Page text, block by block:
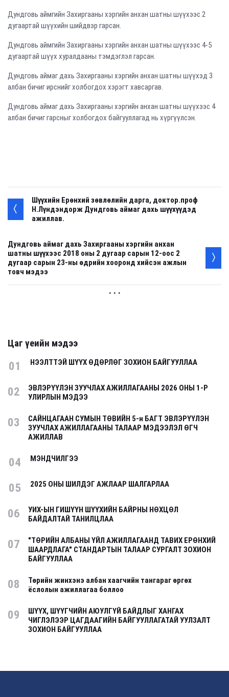
Дундговь аймгийн Захиргааны хэргийн анхан шатны шүүхээс 2
дугаартай шүүхийн шийдвэр гарсан.
Дундговь аймгийн Захиргааны хэргийн анхан шатны шүүхээс 4-5
дугаартай шүүх хуралдааны тэмдэглэл гарсан.
Дундговь аймаг дахь Захиргааны хэргийн анхан шатны шүүхэд 3
албан бичиг ирснийг холбогдох хэрэгт хавсаргав.
Дундговь аймаг дахь Захиргааны хэргийн анхан шатны шүүхээс 4
албан бичиг гарсныг холбогдох байгууллагад нь хүргүүлсэн.
Шүүхийн Ерөнхий зөвлөлийн дарга, доктор.проф
Н.Лүндэндорж Дундговь аймаг дахь шүүхүүдэд
ажиллав.
Дундговь аймаг дахь Захиргааны хэргийн анхан
шатны шүүхээс 2018 оны 2 дугаар сарын 12-оос 2
дугаар сарын 23-ны өдрийн хооронд хийсэн ажлын
товч мэдээ
. . .
Цаг үеийн мэдээ
01 НЭЭЛТТЭЙ ШҮҮХ ӨДӨРЛӨГ ЗОХИОН БАЙГУУЛЛАА
02
ЭВЛЭРҮҮЛЭН ЗУУЧЛАХ АЖИЛЛАГААНЫ 2026 ОНЫ 1-Р
УЛИРЛЫН МЭДЭЭ
03
САЙНЦАГААН СУМЫН ТӨВИЙН 5-н БАГТ ЭВЛЭРҮҮЛЭН
ЗУУЧЛАХ АЖИЛЛАГААНЫ ТАЛААР МЭДЭЭЛЭЛ ӨГЧ
АЖИЛЛАВ
04 МЭНДЧИЛГЭЭ
05 2025 ОНЫ ШИЛДЭГ АЖЛААР ШАЛГАРЛАА
06
УИХ-ЫН ГИШҮҮН ШҮҮХИЙН БАЙРНЫ НӨХЦӨЛ
БАЙДАЛТАЙ ТАНИЛЦЛАА
07
"ТӨРИЙН АЛБАНЫ ҮЙЛ АЖИЛЛАГААНД ТАВИХ ЕРӨНХИЙ
ШААРДЛАГА" СТАНДАРТЫН ТАЛААР СУРГАЛТ ЗОХИОН
БАЙГУУЛЛАА
08
Төрийн жинхэнэ албан хаагчийн тангараг өргөх
ёслолын ажиллагаа боллоо
09
ШҮҮХ, ШҮҮГЧИЙН АЮУЛГҮЙ БАЙДЛЫГ ХАНГАХ
ЧИГЛЭЛЭЭР ЦАГДААГИЙН БАЙГУУЛЛАГАТАЙ УУЛЗАЛТ
ЗОХИОН БАЙГУУЛЛАА